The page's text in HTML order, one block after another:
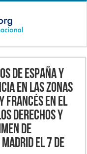
de España y
en las zonas
francés en el
derechos y
de
el 7 de